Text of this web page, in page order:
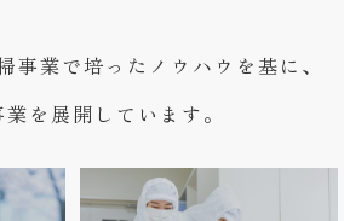
事業で培ったノウハウを基に、
を展開しています。